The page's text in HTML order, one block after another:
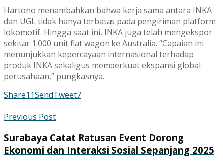
Hartono menambahkan bahwa kerja sama antara INKA
dan UGL tidak hanya terbatas pada pengiriman platform
lokomotif. Hingga saat ini, INKA juga telah mengekspor
sekitar 1.000 unit flat wagon ke Australia. “Capaian ini
menunjukkan kepercayaan internasional terhadap
produk INKA sekaligus memperkuat ekspansi global
perusahaan,” pungkasnya.
Share11SendTweet7
Previous Post
Surabaya Catat Ratusan Event Dorong
Ekonomi dan Interaksi Sosial Sepanjang 2025